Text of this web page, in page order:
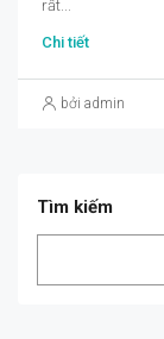
rất...
Chi tiết
bởi admin
Tìm kiếm